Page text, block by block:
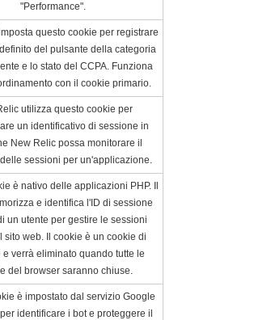
"Performance".
questo cookie per registrare
del pulsante della categoria
e lo stato del CCPA. Funziona
con il cookie primario.
utilizza questo cookie per
un identificativo di sessione in
New Relic possa monitorare il
sessioni per un'applicazione.
è nativo delle applicazioni PHP. Il
e identifica l'ID di sessione
un utente per gestire le sessioni
sito web. Il cookie è un cookie di
e verrà eliminato quando tutte le
del browser saranno chiuse.
è impostato dal servizio Google
identificare i bot e proteggere il